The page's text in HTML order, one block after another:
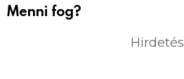
Menni fog?
Hirdetés